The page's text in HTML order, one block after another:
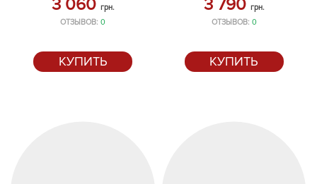
3 060 грн.
ОТЗЫВОВ:0
КУПИТЬ
3 790 грн.
ОТЗЫВОВ: 0
КУПИТЬ